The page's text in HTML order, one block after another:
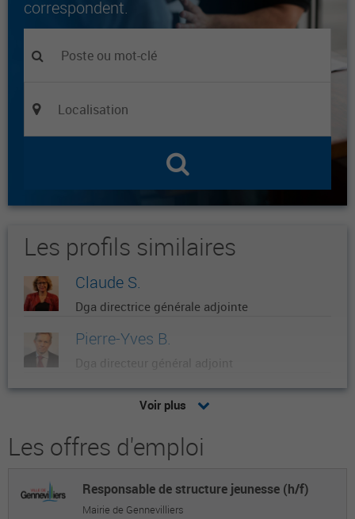
correspondent.
Les profils similaires
Claude S.
Dga directrice générale adjointe
Pierre-Yves B.
Dga directeur général adjoint
Philippe G.
Fabrice G.
Cornelia F.
Voir plus
Les offres d'emploi
Responsable de structure jeunesse (h/f)
Mairie de Gennevilliers